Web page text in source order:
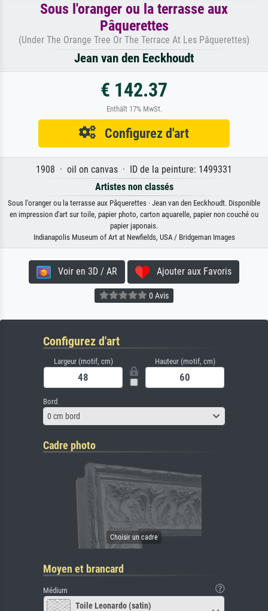
Sous l'oranger ou la terrasse aux
Pâquerettes
(Under The Orange Tree Or The Terrace At Les Pâquerettes)
Jean van den Eeckhoudt
€ 142.37
Enthält 17% MwSt.
Configurez d'art
1908 · oil on canvas · ID de la peinture: 1499331
Artistes non classés
Sous l'oranger ou la terrasse aux Pâquerettes · Jean van den Eeckhoudt. Disponible
en impression d'art sur toile, papier photo, carton aquarelle, papier non couché ou
papier japonais.
Indianapolis Museum of Art at Newfields, USA / Bridgeman Images
Voir en 3D / AR Ajouter aux Favoris
0 Avis
Configurez d'art
Largeur (motif, cm) Hauteur (motif, cm)
Bord
0 cm bord
Cadre photo
Moyen et brancard
Médium
Toile Leonardo (satin)